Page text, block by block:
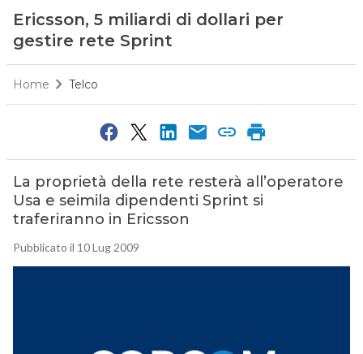
Ericsson, 5 miliardi di dollari per
gestire rete Sprint
Home Telco
La proprietà della rete resterà all’operatore
Usa e seimila dipendenti Sprint si
traferiranno in Ericsson
Pubblicato il 10 Lug 2009